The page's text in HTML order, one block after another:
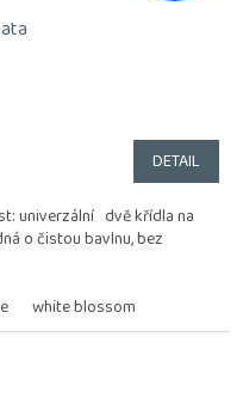
DETAIL
univerzální dvě křídla na
o čistou bavlnu, bez
white blossom